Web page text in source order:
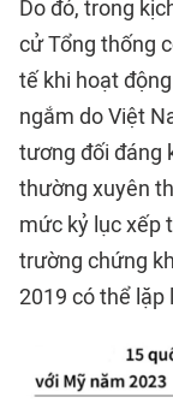
Do đó, trong
cử Tổng thống
tế khi hoạt
ngắm do Việt
tương đối đáng
thường xuyên
mức kỷ lục xếp
trường chứng
2019 có thể lặp